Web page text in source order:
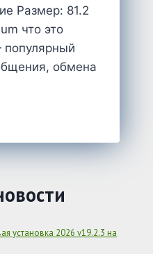
Размер: 81.2
что это
популярный
обмена
установка 2026 v19.2.3 на